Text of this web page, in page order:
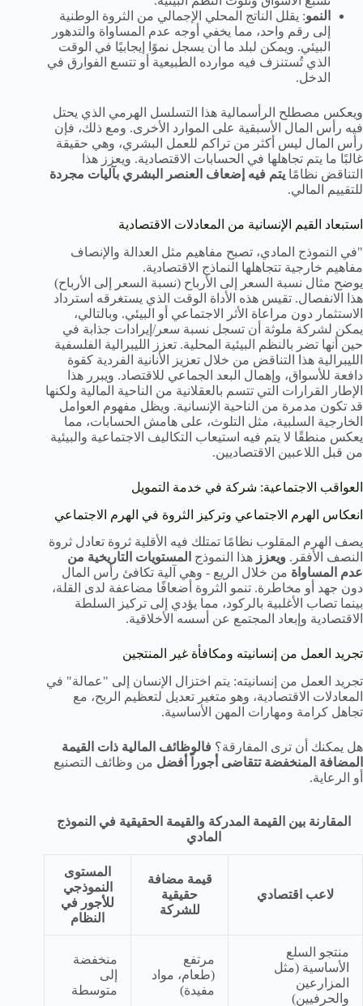
النمو: يقلل الناتج المحلي الإجمالي من الثروة الوطنية
إلى رقم واحد، مما يخفي أوجه عدم المساواة والتدهور
البيئي. ويمكن لبلد ما أن يسجل نموًا إيجابيًا في الوقت
الذي تُستنزف فيه موارده الطبيعية أو تتسع الفوارق في
الدخل.
ويعكس مصطلح الرأسمالية هذا التسلسل الهرمي الذي يحتل
فيه رأس المال الأسبقية على الموارد الأخرى. ومع ذلك، فإن
رأس المال ليس أكثر من تراكم للعمل البشري، وهي حقيقة
غالبًا ما يتم تجاهلها في الحسابات الاقتصادية. ويعزز هذا
التناقض نظامًا يتم فيه إضعاف العنصر البشري بآليات مجردة
للتقييم المالي.
استبعاد القيم الإنسانية من المعادلات الاقتصادية
"في النموذج المادي، تصبح مفاهيم مثل العدالة والإنصاف
مفاهيم خارجية تتجاهلها النماذج الاقتصادية.
يوضح مثال نسبة السعر إلى الأرباح (نسبة السعر إلى الأرباح)
هذا الانفصال. تقيس هذه الأداة الوقت الذي يستغرقه استرداد
الاستثمار دون مراعاة الأثر الاجتماعي أو البيئي. وبالتالي،
يمكن لشركة ملوثة أن تسجل نسبة سعر/إيرادات جذابة في
حين أنها تضر بالنظم البيئية المحلية. تعزز الليبرالية الفلسفية
الليبرالية هذا التناقض من خلال تعزيز الأنانية الفردية كقوة
دافعة للأسواق، وإهمال البعد الجماعي للاقتصاد. ويبرر هذا
الإطار القرارات التي تتسم بالعقلانية من الناحية المالية ولكنها
قد تكون مدمرة من الناحية الإنسانية. ويظل مفهوم العوامل
الخارجية السلبية، مثل التلوث، على هامش الحسابات، مما
يعكس منطقًا لا يتم فيه استيعاب التكاليف الاجتماعية والبيئية
من قبل اللاعبين الاقتصاديين.
العواقب الاجتماعية: شركة في خدمة التمويل
انعكاس الهرم الاجتماعي وتركيز الثروة في الهرم الاجتماعي
يصف الهرم المقلوب نظامًا تمتلك فيه الأقلية ثروة تعادل ثروة
النصف الأفقر. ويعزز هذا النموذج المستويات التاريخية من
عدم المساواة من خلال الريع - وهي آلية تكافئ رأس المال
دون جهد أو مخاطرة. تنمو الثروة أضعافًا مضاعفة لدى القلة،
بينما تصاب الأغلبية بالركود، مما يؤدي إلى تركيز السلطة
الاقتصادية وإبعاد المجتمع عن أسسه الأخلاقية.
تجريد العمل من إنسانيته ومكافأة غير المنتجين
تجريد العمل من إنسانيته: يتم اختزال الإنسان إلى "عمالة" في
المعادلات الاقتصادية، وهو متغير تعديل لتعظيم الربح، مع
تجاهل كرامة ومهارات المهن الأساسية.
هل يمكنك أن ترى المفارقة؟ فالوظائف المالية ذات القيمة
المضافة المنخفضة تتقاضى أجوراً أفضل من وظائف التصنيع
أو الرعاية.
المقارنة بين القيمة المدركة والقيمة الحقيقية في النموذج
المادي
لاعب اقتصادي
قيمة مضافة
حقيقية
للشركة
المستوى
النموذجي
للأجور في
النظام
منتجو السلع
الأساسية (مثل
المزارعين
والحرفيين)
مرتفع
(طعام، مواد
مفيدة)
منخفضة
إلى
متوسطة